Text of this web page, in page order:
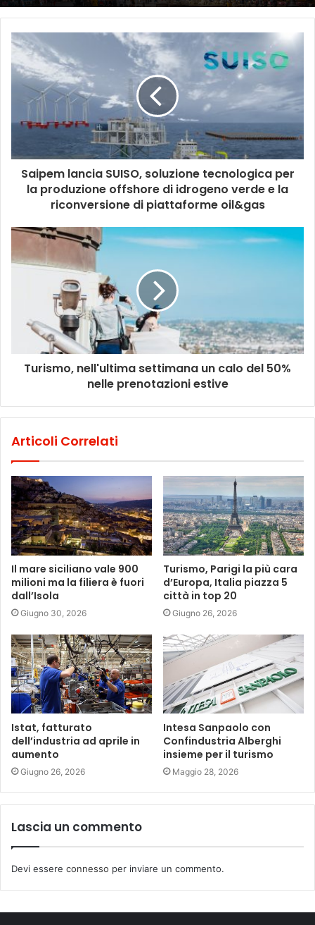
Saipem lancia SUISO, soluzione tecnologica per
la produzione offshore di idrogeno verde e la
riconversione di piattaforme oil&gas
Turismo, nell'ultima settimana un calo del 50%
nelle prenotazioni estive
Articoli Correlati
Il mare siciliano vale 900
milioni ma la filiera è fuori
dall’Isola
Giugno 30, 2026
Turismo, Parigi la più cara
d’Europa, Italia piazza 5
città in top 20
Giugno 26, 2026
Istat, fatturato
dell’industria ad aprile in
aumento
Giugno 26, 2026
Intesa Sanpaolo con
Confindustria Alberghi
insieme per il turismo
Maggio 28, 2026
Lascia un commento
Devi essere connesso per inviare un commento.